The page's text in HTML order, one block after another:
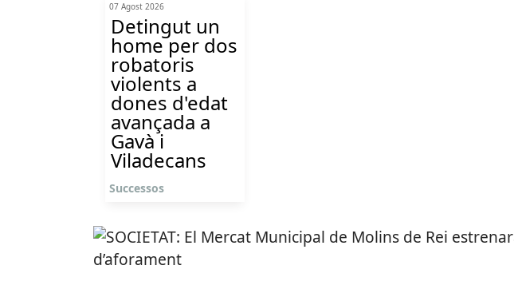
07 Agost 2026
Detingut un
home per dos
robatoris
violents a
dones d'edat
avançada a
Gavà i
Viladecans
Successos